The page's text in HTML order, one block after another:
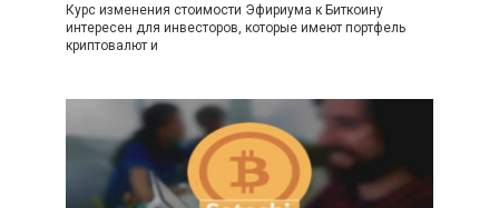
Курс изменения стоимости Эфириума к Биткоину
интересен для инвесторов, которые имеют портфель
криптовалют и